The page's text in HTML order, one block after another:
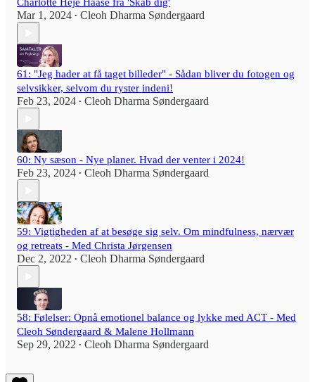
Charlotte Heje Haase fra 'Skab dig'
Mar 1, 2024 • Cleoh Dharma Søndergaard
61: "Jeg hader at få taget billeder" - Sådan bliver du fotogen og
selvsikker, selvom du ryster indeni!
Feb 23, 2024 • Cleoh Dharma Søndergaard
60: Ny sæson - Nye planer. Hvad der venter i 2024!
Feb 23, 2024 • Cleoh Dharma Søndergaard
59: Vigtigheden af at besøge sig selv. Om mindfulness, nærvær
og retreats - Med Christa Jørgensen
Dec 2, 2022 • Cleoh Dharma Søndergaard
58: Følelser: Opnå emotionel balance og lykke med ACT - Med
Cleoh Søndergaard & Malene Hollmann
Sep 29, 2022 • Cleoh Dharma Søndergaard